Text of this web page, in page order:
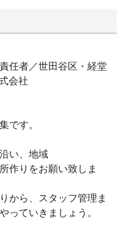
任者／世田谷区・経堂
会社
です。
い、地域
作りをお願い致しま
から、スタッフ管理ま
っていきましょう。